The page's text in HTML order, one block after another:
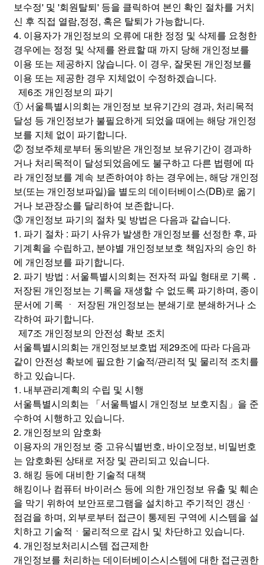
보수정' 및 '회원탈퇴' 등을 클릭하여 본인 확인 절차를 거치
신 후 직접 열람,정정, 혹은 탈퇴가 가능합니다.
4. 이용자가 개인정보의 오류에 대한 정정 및 삭제를 요청한
경우에는 정정 및 삭제를 완료할 때 까지 당해 개인정보를
이용 또는 제공하지 않습니다. 이 경우, 잘못된 개인정보를
이용 또는 제공한 경우 지체없이 수정하겠습니다.
제6조 개인정보의 파기
① 서울특별시의회는 개인정보 보유기간의 경과, 처리목적
달성 등 개인정보가 불필요하게 되었을 때에는 해당 개인정
보를 지체 없이 파기합니다.
② 정보주체로부터 동의받은 개인정보 보유기간이 경과하
거나 처리목적이 달성되었음에도 불구하고 다른 법령에 따
라 개인정보를 계속 보존하여야 하는 경우에는, 해당 개인정
보(또는 개인정보파일)을 별도의 데이터베이스(DB)로 옮기
거나 보관장소를 달리하여 보존합니다.
③ 개인정보 파기의 절차 및 방법은 다음과 같습니다.
1. 파기 절차 : 파기 사유가 발생한 개인정보를 선정한 후, 파
기계획을 수립하고, 분야별 개인정보보호 책임자의 승인 하
에 개인정보를 파기합니다.
2. 파기 방법 : 서울특별시의회는 전자적 파일 형태로 기록 ․
저장된 개인정보는 기록을 재생할 수 없도록 파기하며, 종이
문서에 기록 ㆍ 저장된 개인정보는 분쇄기로 분쇄하거나 소
각하여 파기합니다.
제7조 개인정보의 안전성 확보 조치
서울특별시의회는 개인정보보호법 제29조에 따라 다음과
같이 안전성 확보에 필요한 기술적/관리적 및 물리적 조치를
하고 있습니다.
1. 내부관리계획의 수립 및 시행
서울특별시의회는 「서울특별시 개인정보 보호지침」을 준
수하여 시행하고 있습니다.
2. 개인정보의 암호화
이용자의 개인정보 중 고유식별번호, 바이오정보, 비밀번호
는 암호화된 상태로 저장 및 관리되고 있습니다.
3. 해킹 등에 대비한 기술적 대책
해킹이나 컴퓨터 바이러스 등에 의한 개인정보 유출 및 훼손
을 막기 위하여 보안프로그램을 설치하고 주기적인 갱신ㆍ
점검을 하며, 외부로부터 접근이 통제된 구역에 시스템을 설
치하고 기술적ㆍ물리적으로 감시 및 차단하고 있습니다.
4. 개인정보처리시스템 접근제한
개인정보를 처리하는 데이터베이스시스템에 대한 접근권한